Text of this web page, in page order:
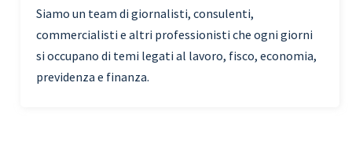
Siamo un team di giornalisti, consulenti,
commercialisti e altri professionisti che ogni giorni
si occupano di temi legati al lavoro, fisco, economia,
previdenza e finanza.